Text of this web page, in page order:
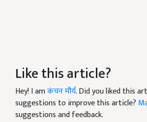
Like this article?
Hey! I amकंचन मौर्य. Did you liked this
suggestions to improve this article?
suggestions and feedback.